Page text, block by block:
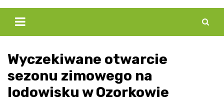
Wyczekiwane otwarcie
sezonu zimowego na
lodowisku w Ozorkowie